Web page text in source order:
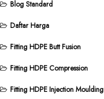
Blog Standard
Daftar Harga
Fitting HDPE Butt Fusion
Fitting HDPE Compression
Fitting HDPE Injection Moulding